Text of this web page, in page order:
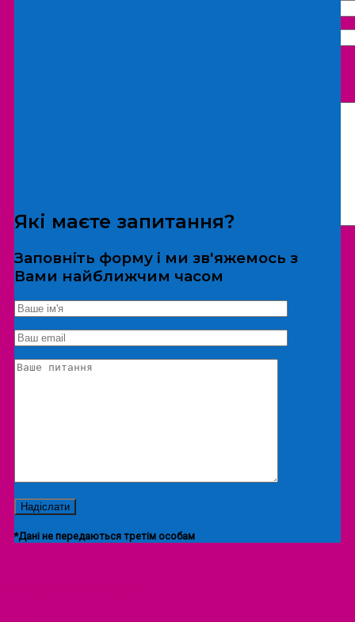
*Дані не передаються третім особам
Екскурсія/локація
Які маєте запитання?
Заповніть форму і ми зв'яжемось з
Вами найближчим часом
*Дані не передаються третім особам